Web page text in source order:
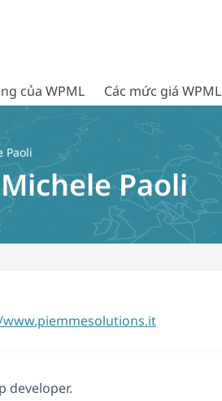
của WPML Các mức giá WPML
Paoli
Paoli
developer.